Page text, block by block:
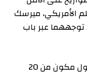
الأمريكي، ميرسك
عبر باب
وكانت السفن، وهي جزء من أسطول مكون من 20